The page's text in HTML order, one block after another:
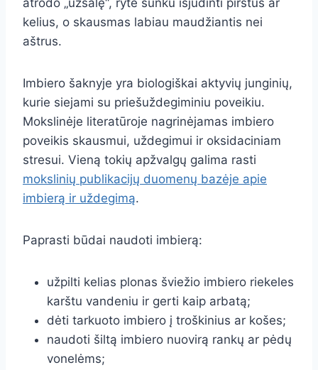
atrodo „užšalę“, ryte sunku išjudinti pirštus ar
kelius, o skausmas labiau maudžiantis nei
aštrus.
Imbiero šaknyje yra biologiškai aktyvių junginių,
kurie siejami su priešuždegiminiu poveikiu.
Mokslinėje literatūroje nagrinėjamas imbiero
poveikis skausmui, uždegimui ir oksidaciniam
stresui. Vieną tokių apžvalgų galima rasti
mokslinių publikacijų duomenų bazėje apie
imbierą ir uždegimą.
Paprasti būdai naudoti imbierą:
užpilti kelias plonas šviežio imbiero riekeles
karštu vandeniu ir gerti kaip arbatą;
dėti tarkuoto imbiero į troškinius ar košes;
naudoti šiltą imbiero nuovirą rankų ar pėdų
vonelėms;